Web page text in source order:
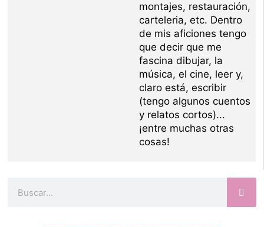
montajes, restauración,
carteleria, etc. Dentro
de mis aficiones tengo
que decir que me
fascina dibujar, la
música, el cine, leer y,
claro está, escribir
(tengo algunos cuentos
y relatos cortos)...
¡entre muchas otras
cosas!